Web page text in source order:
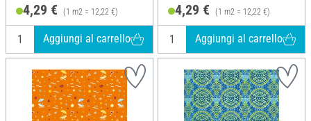
4,29 € (1 m2 = 12,22 €)
Aggiungi al carrello
4,29 € (1 m2 = 12,22 €)
Aggiungi al carrello